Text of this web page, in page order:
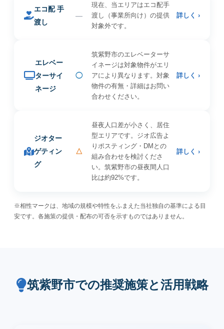
エコ配 手
渡し
—
現在、当エリアはエコ配手
渡し（事業所向け）の提供
対象外です。
詳しく ›
エレベー
ターサイ
ネージ
◯
筑紫野市のエレベーターサ
イネージは対象物件がエリ
アにより異なります。対象
物件の有無・詳細はお問い
合わせください。
詳しく ›
ジオター
ゲティン
グ
△
昼夜人口差が小さく、居住
型エリアです。ジオ広告よ
りポスティング・DMとの
組み合わせを検討くださ
い。筑紫野市の昼夜間人口
比は約92%です。
詳しく ›
※相性マークは、地域の規模や特性をふまえた当社独自の基準による目
安です。各施策の提供・配布の可否を示すものではありません。
筑紫野市での推奨施策と活用戦略